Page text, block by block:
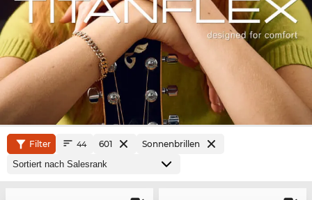
Filter 44 601 Sonnenbrillen